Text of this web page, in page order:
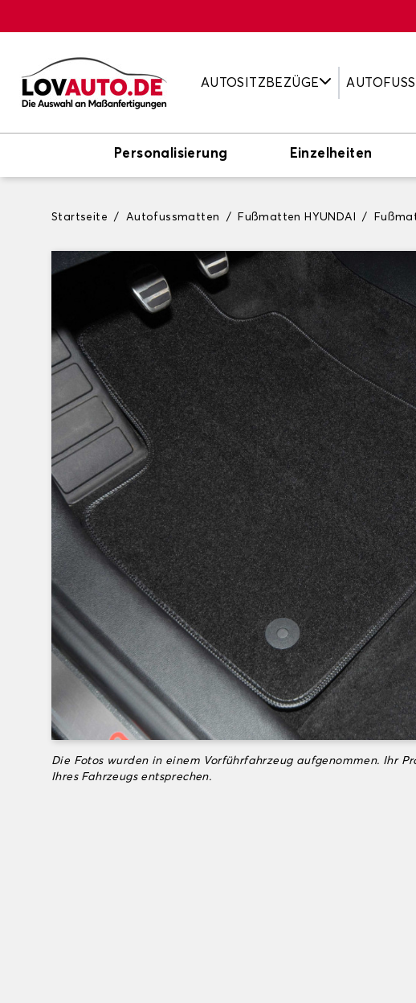
AUTOSITZBEZÜGE
Personalisierung Einzelheiten
Startseite Autofussmatten Fußmatten HYUNDAI
Die Fotos wurden in einem Vorführfahrzeug aufgenommen. Ihr
Ihres Fahrzeugs entsprechen.